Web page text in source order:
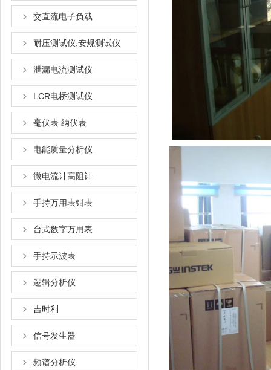
交直流电子负载
耐压测试仪,安规测试仪
泄漏电流测试仪
LCR电桥测试仪
毫伏表 纳伏表
电能质量分析仪
微电流计高阻计
手持万用表钳表
台式数字万用表
手持示波表
逻辑分析仪
吉时利
信号发生器
频谱分析仪